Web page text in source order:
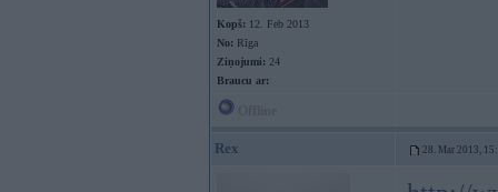
Kopš: 12. Feb 2013
No: Rīga
Ziņojumi: 24
Braucu ar:
Rex 28. Mar 2013,